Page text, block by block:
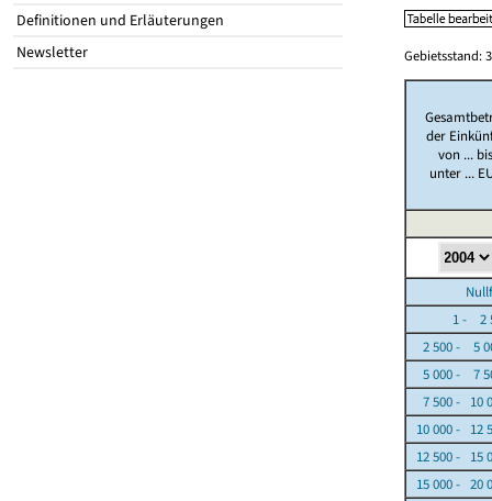
Definitionen und Erläuterungen
Newsletter
Gebietsstand:
der
von ...
unter ...
1 - 2
2 500 - 5
5 000 - 7
7 500 - 10
10 000 - 12
12 500 - 15
15 000 - 20